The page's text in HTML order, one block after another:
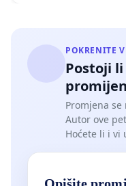
POKRENITE
Postoji
Promjena
Autor ove
Hoćete li i vi